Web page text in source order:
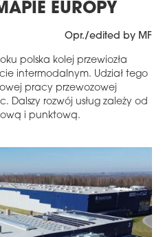
EUROPY
Opr./edited by MF
polska kolej przewiozła
intermodalnym. Udział tego
pracy przewozowej
Dalszy rozwój usług zależy od
i punktową.